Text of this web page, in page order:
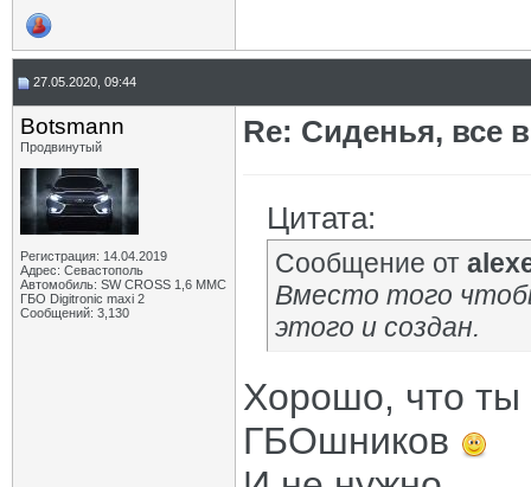
27.05.2020, 09:44
Botsmann
Продвинутый
Регистрация: 14.04.2019
Адрес: Севастополь
Автомобиль: SW CROSS 1,6 ММС
ГБО Digitronic maxi 2
Сообщений: 3,130
Re: Сиденья, все
Цитата:
Сообщение от
Вместо того
этого и создан.
Хорошо, что ты
ГБОшников